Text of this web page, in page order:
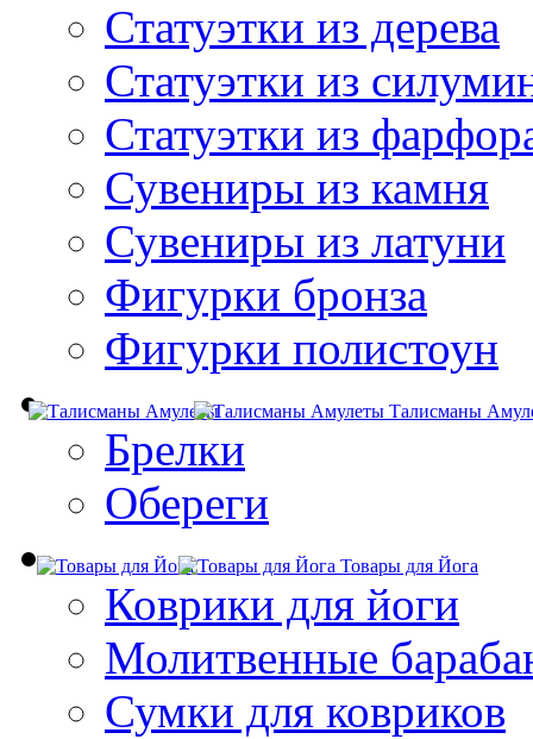
Статуэтки из дерева
Статуэтки из
Статуэтки из
Сувениры из камня
Сувениры из латуни
Фигурки бронза
Фигурки полистоун
Талисманы
Брелки
Обереги
Товары для Йога
Коврики для йоги
Молитвенные
Сумки для ковриков